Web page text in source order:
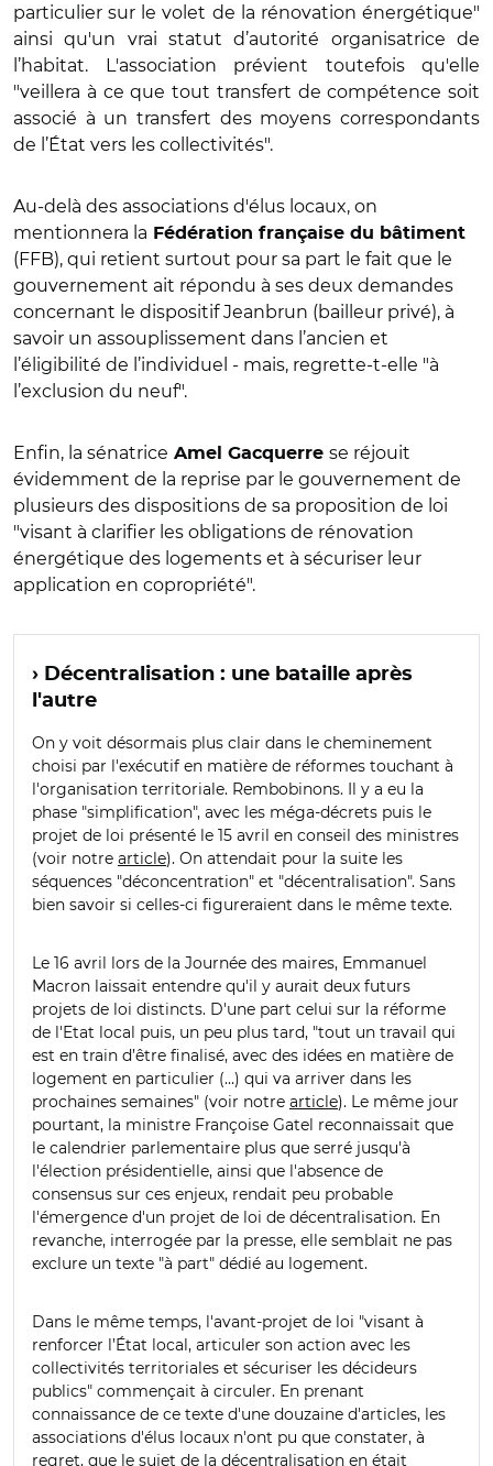
particulier sur le volet de la rénovation énergétique"
ainsi qu'un vrai statut d’autorité organisatrice de
l’habitat. L'association prévient toutefois qu'elle
"veillera à ce que tout transfert de compétence soit
associé à un transfert des moyens correspondants
de l’État vers les collectivités".
Au-delà des associations d'élus locaux, on
mentionnera la Fédération française du bâtiment
(FFB), qui retient surtout pour sa part le fait que le
gouvernement ait répondu à ses deux demandes
concernant le dispositif Jeanbrun (bailleur privé), à
savoir un assouplissement dans l’ancien et
l’éligibilité de l’individuel - mais, regrette-t-elle "à
l’exclusion du neuf".
Enfin, la sénatrice Amel Gacquerre se réjouit
évidemment de la reprise par le gouvernement de
plusieurs des dispositions de sa proposition de loi
"visant à clarifier les obligations de rénovation
énergétique des logements et à sécuriser leur
application en copropriété".
› Décentralisation : une bataille après
l'autre
On y voit désormais plus clair dans le cheminement
choisi par l'exécutif en matière de réformes touchant à
l'organisation territoriale. Rembobinons. Il y a eu la
phase "simplification", avec les méga-décrets puis le
projet de loi présenté le 15 avril en conseil des ministres
(voir notre article). On attendait pour la suite les
séquences "déconcentration" et "décentralisation". Sans
bien savoir si celles-ci figureraient dans le même texte.
Le 16 avril lors de la Journée des maires, Emmanuel
Macron laissait entendre qu'il y aurait deux futurs
projets de loi distincts. D'une part celui sur la réforme
de l'Etat local puis, un peu plus tard, "tout un travail qui
est en train d’être finalisé, avec des idées en matière de
logement en particulier (…) qui va arriver dans les
prochaines semaines" (voir notre article). Le même jour
pourtant, la ministre Françoise Gatel reconnaissait que
le calendrier parlementaire plus que serré jusqu'à
l'élection présidentielle, ainsi que l'absence de
consensus sur ces enjeux, rendait peu probable
l'émergence d'un projet de loi de décentralisation. En
revanche, interrogée par la presse, elle semblait ne pas
exclure un texte "à part" dédié au logement.
Dans le même temps, l'avant-projet de loi "visant à
renforcer l’État local, articuler son action avec les
collectivités territoriales et sécuriser les décideurs
publics" commençait à circuler. En prenant
connaissance de ce texte d'une douzaine d'articles, les
associations d'élus locaux n'ont pu que constater, à
regret, que le sujet de la décentralisation en était